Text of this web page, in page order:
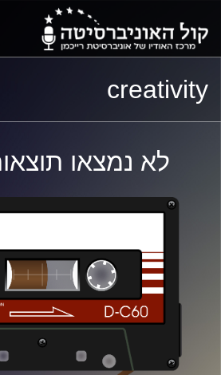
התפריט
הראשי
התוכן
הראשי
creativity
לא נמצאו